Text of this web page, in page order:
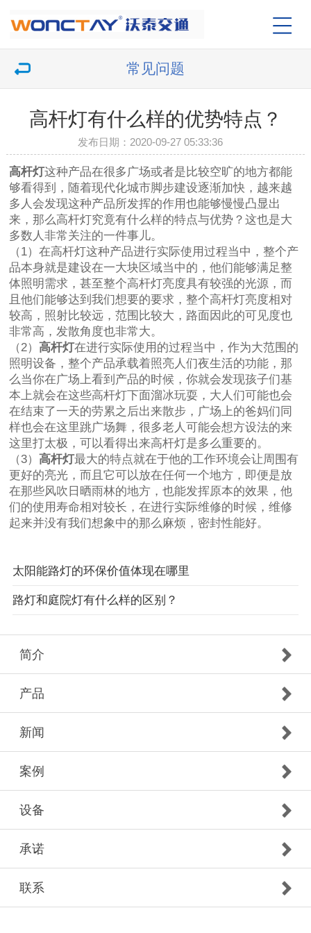
常见问题
高杆灯有什么样的优势特点？
发布日期：2020-09-27 05:33:36
高杆灯这种产品在很多广场或者是比较空旷的地方都能
够看得到，随着现代化城市脚步建设逐渐加快，越来越
多人会发现这种产品所发挥的作用也能够慢慢凸显出
来，那么高杆灯究竟有什么样的特点与优势？这也是大
多数人非常关注的一件事儿。
（1）在高杆灯这种产品进行实际使用过程当中，整个产
品本身就是建设在一大块区域当中的，他们能够满足整
体照明需求，甚至整个高杆灯亮度具有较强的光源，而
且他们能够达到我们想要的要求，整个高杆灯亮度相对
较高，照射比较远，范围比较大，路面因此的可见度也
非常高，发散角度也非常大。
（2） 高杆灯在进行实际使用的过程当中，作为大范围的
照明设备，整个产品承载着照亮人们夜生活的功能，那
么当你在广场上看到产品的时候，你就会发现孩子们基
本上就会在这些高杆灯下面溜冰玩耍，大人们可能也会
在结束了一天的劳累之后出来散步，广场上的爸妈们同
样也会在这里跳广场舞，很多老人可能会想方设法的来
这里打太极，可以看得出来高杆灯是多么重要的。
（3） 高杆灯最大的特点就在于他的工作环境会让周围有
更好的亮光，而且它可以放在任何一个地方，即便是放
在那些风吹日晒雨林的地方，也能发挥原本的效果，他
们的使用寿命相对较长，在进行实际维修的时候，维修
起来并没有我们想象中的那么麻烦，密封性能好。
太阳能路灯的环保价值体现在哪里
路灯和庭院灯有什么样的区别？
简介
产品
新闻
案例
设备
承诺
联系